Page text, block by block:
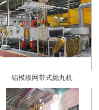
铝模板网带式抛丸机